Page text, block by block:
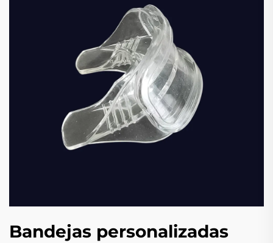
Bandejas personalizadas